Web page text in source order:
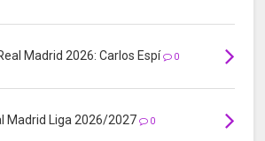
Madrid 2026: Carlos Espí 0
Madrid Liga 2026/2027 0